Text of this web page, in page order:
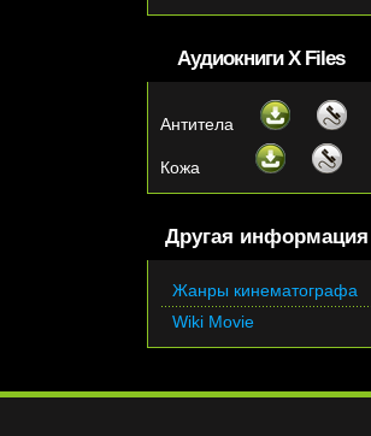
Аудиокниги X Files
Антитела
Кожа
Другая информация
Жанры кинематографа
Wiki Movie